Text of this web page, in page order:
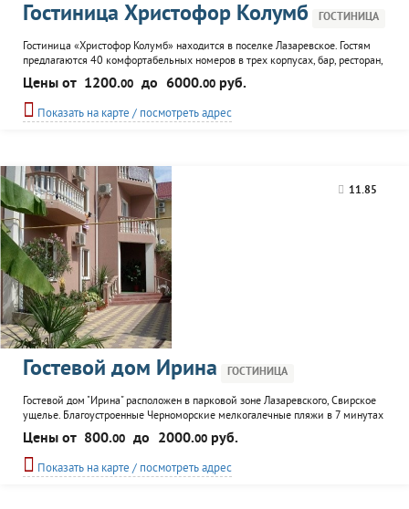
Гостиница Христофор Колумб ГОСТИНИЦА
Гостиница «Христофор Колумб» находится в поселке Лазаревское. Гостям
предлагаются 40 комфортабельных номеров в трех корпусах, бар, ресторан,
открытый бассейн, сауна, бильярдный клуб, а также организация экскурсий,
вечеринок и банкетов.
Цены от 1200.00 до 6000.00 руб.
Показать на карте / посмотреть адрес
11.85
Гостевой дом Ирина ГОСТИНИЦА
Гостевой дом "Ирина" расположен в парковой зоне Лазаревского, Свирское
ущелье. Благоустроенные Черноморские мелкогалечные пляжи в 7 минутах
ходьбы (удобный проход через Сочинскую трассу и под железнодорожным
полотном). Дельфинарий, океанариум, пингвинарий, аквапарк, а также
кафе, магазины, бары в 15 минутах. Гостевой дом "Ирина" - это современное
здание в четыре этажа...
Цены от 800.00 до 2000.00 руб.
Показать на карте / посмотреть адрес